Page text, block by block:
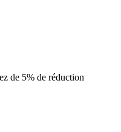
de 5% de réduction